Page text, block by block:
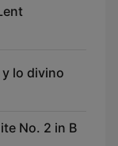
lo divino
No. 2 in B